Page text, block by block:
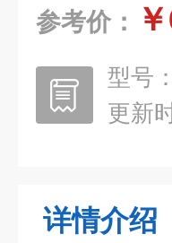
参考价：
型号：
更新
详情介绍